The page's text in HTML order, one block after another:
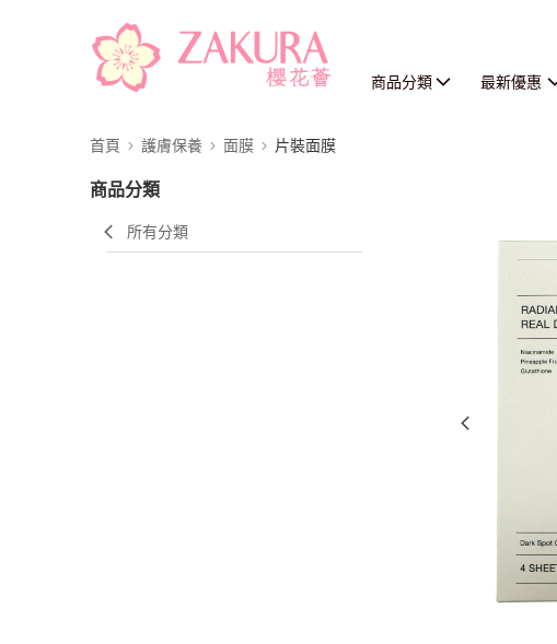
商品分類 最新優惠
首頁 護膚保養 面膜 片裝面膜
商品分類
所有分類